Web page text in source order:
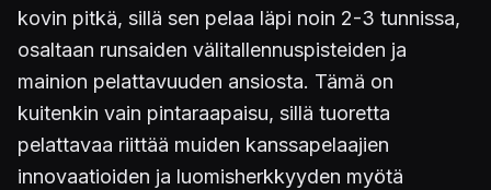
kovin pitkä, sillä sen pelaa läpi noin 2-3 tunnissa,
osaltaan runsaiden välitallennuspisteiden ja
mainion pelattavuuden ansiosta. Tämä on
kuitenkin vain pintaraapaisu, sillä tuoretta
pelattavaa riittää muiden kanssapelaajien
innovaatioiden ja luomisherkkyyden myötä